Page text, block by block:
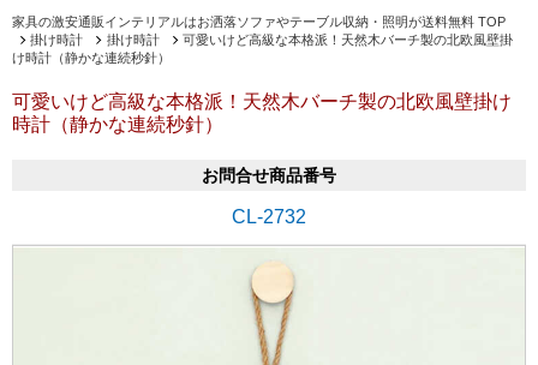
家具の激安通販インテリアルはお洒落ソファやテーブル収納・照明が送料無料 TOP
掛け時計
掛け時計
可愛いけど高級な本格派！天然木バーチ製の北欧風壁掛
け時計（静かな連続秒針）
可愛いけど高級な本格派！天然木バーチ製の北欧風壁掛け
時計（静かな連続秒針）
お問合せ商品番号
CL-2732